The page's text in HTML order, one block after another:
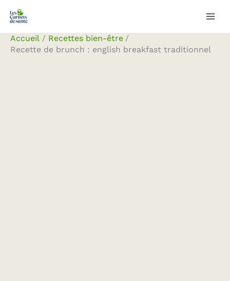
Aller
contenu
Accueil
Recettes bien-être
Recette de brunch : english breakfast traditionnel
Rechercher